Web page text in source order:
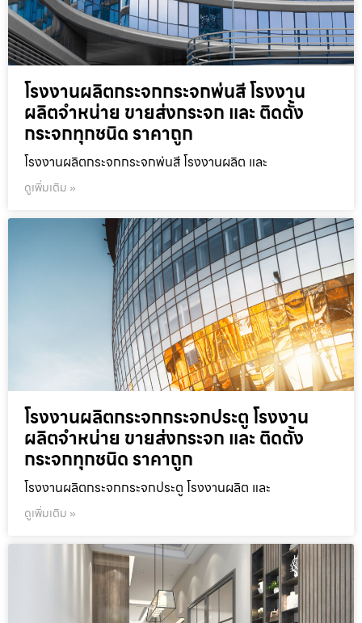
โรงงานผลิตกระจกกระจกพ่นสี โรงงาน
ผลิตจำหน่าย ขายส่งกระจก และ ติดตั้ง
กระจกทุกชนิด ราคาถูก
โรงงานผลิตกระจกกระจกพ่นสี โรงงานผลิต และ
ดูเพิ่มเติม »
โรงงานผลิตกระจกกระจกประตู โรงงาน
ผลิตจำหน่าย ขายส่งกระจก และ ติดตั้ง
กระจกทุกชนิด ราคาถูก
โรงงานผลิตกระจกกระจกประตู โรงงานผลิต และ
ดูเพิ่มเติม »